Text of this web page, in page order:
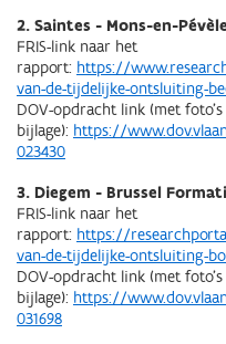
2. Saintes - Mons-en-
FRIS-link naar het
rapport: https://
van-de-tijdelijke-ontsluiting-
DOV-opdracht link (met
bijlage): https://
023430
3. Diegem - Brussel
FRIS-link naar het
rapport: https://
van-de-tijdelijke-ontsluiting-
DOV-opdracht link (met
bijlage): https://
031698